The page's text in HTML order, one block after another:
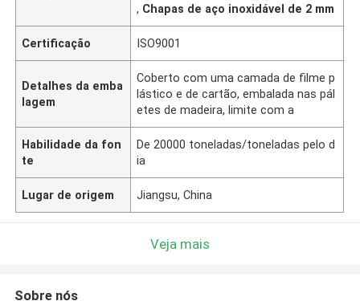
, Chapas de aço inoxidável de 2 mm
Certificação ISO9001
Detalhes da emba
lagem
Coberto com uma camada de filme p
lástico e de cartão, embalada nas pál
etes de madeira, limite com a
Habilidade da fon
te
De 20000 toneladas/toneladas pelo d
ia
Lugar de origem Jiangsu, China
Veja mais
Sobre nós